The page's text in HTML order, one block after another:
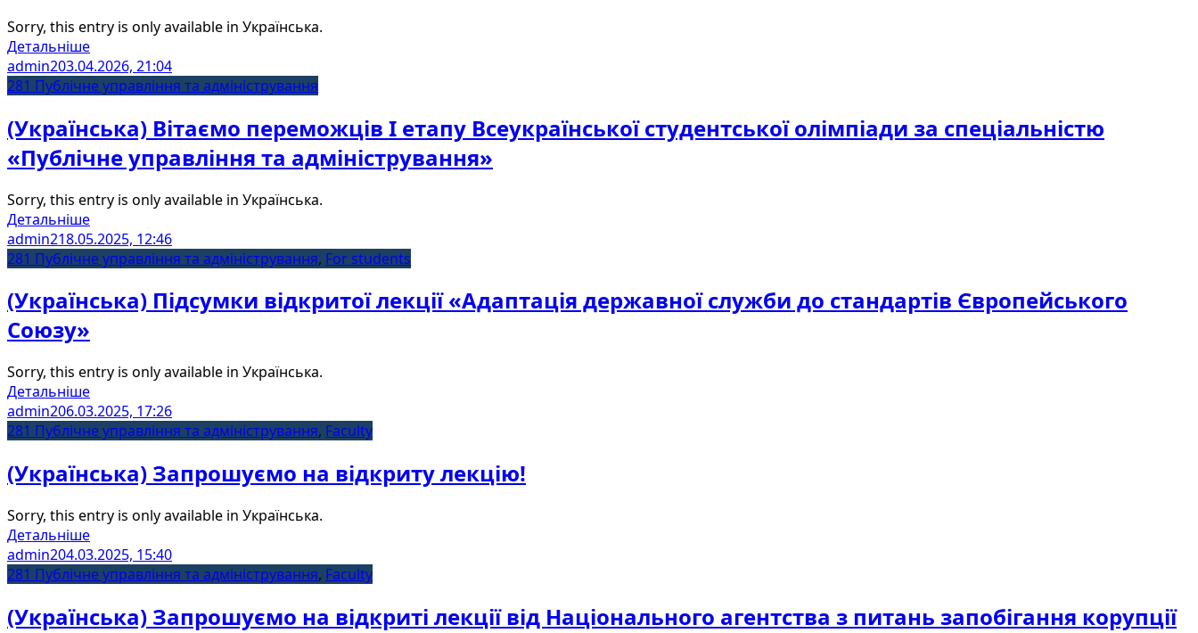
Sorry, this entry is only available in Українська.
Детальніше
admin203.04.2026, 21:04
281 Публічне управління та адміністрування
(Українська) Вітаємо переможців І етапу Всеукраїнської студентської олімпіади за спеціальністю
«Публічне управління та адміністрування»
Sorry, this entry is only available in Українська.
Детальніше
admin218.05.2025, 12:46
281 Публічне управління та адміністрування, For students
(Українська) Підсумки відкритої лекції «Адаптація державної служби до стандартів Європейського
Союзу»
Sorry, this entry is only available in Українська.
Детальніше
admin206.03.2025, 17:26
281 Публічне управління та адміністрування, Faculty
(Українська) Запрошуємо на відкриту лекцію!
Sorry, this entry is only available in Українська.
Детальніше
admin204.03.2025, 15:40
281 Публічне управління та адміністрування, Faculty
(Українська) Запрошуємо на відкриті лекції від Національного агентства з питань запобігання корупції